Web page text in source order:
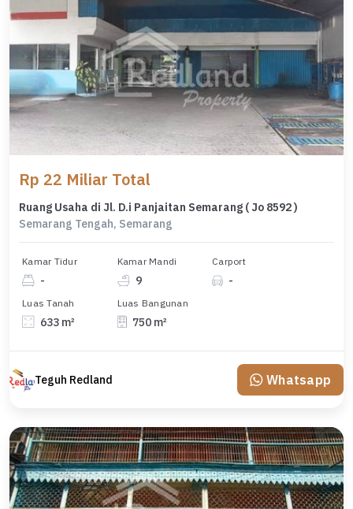
Rp 22 Miliar Total
Ruang Usaha di Jl. D.i Panjaitan Semarang ( Jo 8592 )
Semarang Tengah, Semarang
Kamar Tidur
-
Kamar Mandi
9
Carport
-
Luas Tanah
633 m²
Luas Bangunan
750 m²
Teguh Redland Whatsapp